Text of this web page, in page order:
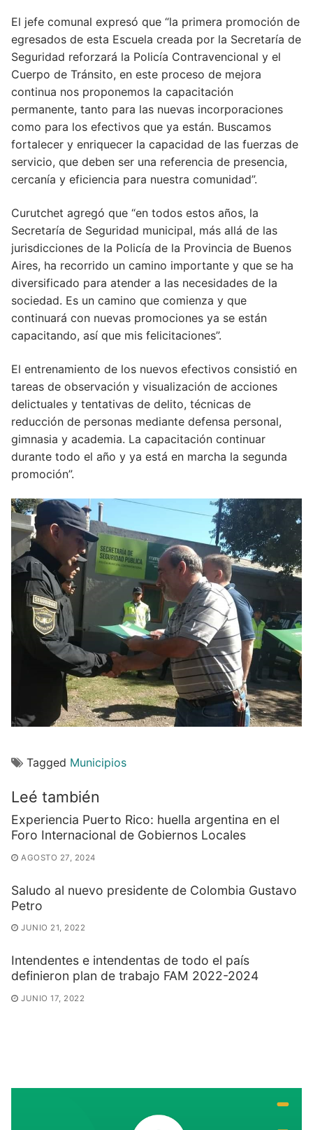
El jefe comunal expresó que “la primera promoción de
egresados de esta Escuela creada por la Secretaría de
Seguridad reforzará la Policía Contravencional y el
Cuerpo de Tránsito, en este proceso de mejora
continua nos proponemos la capacitación
permanente, tanto para las nuevas incorporaciones
como para los efectivos que ya están. Buscamos
fortalecer y enriquecer la capacidad de las fuerzas de
servicio, que deben ser una referencia de presencia,
cercanía y eficiencia para nuestra comunidad”.
Curutchet agregó que “en todos estos años, la
Secretaría de Seguridad municipal, más allá de las
jurisdicciones de la Policía de la Provincia de Buenos
Aires, ha recorrido un camino importante y que se ha
diversificado para atender a las necesidades de la
sociedad. Es un camino que comienza y que
continuará con nuevas promociones ya se están
capacitando, así que mis felicitaciones”.
El entrenamiento de los nuevos efectivos consistió en
tareas de observación y visualización de acciones
delictuales y tentativas de delito, técnicas de
reducción de personas mediante defensa personal,
gimnasia y academia. La capacitación continuar
durante todo el año y ya está en marcha la segunda
promoción”.
Tagged Municipios
Leé también
Experiencia Puerto Rico: huella argentina en el
Foro Internacional de Gobiernos Locales
AGOSTO 27, 2024
Saludo al nuevo presidente de Colombia Gustavo
Petro
JUNIO 21, 2022
Intendentes e intendentas de todo el país
definieron plan de trabajo FAM 2022-2024
JUNIO 17, 2022